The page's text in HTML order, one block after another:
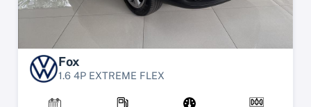
Fox
1.6 4P EXTREME FLEX